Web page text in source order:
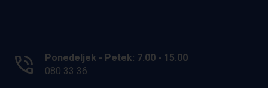
Ponedeljek - Petek: 7.00 - 15.00
080 33 36